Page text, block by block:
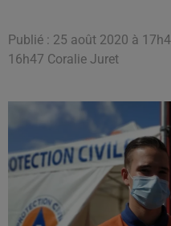
Publié : 25 août 2020 à
16h47 Coralie Juret